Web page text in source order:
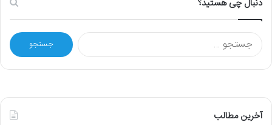
دنبال چی هستید؟
ج
س
ب
آخرین مطالب